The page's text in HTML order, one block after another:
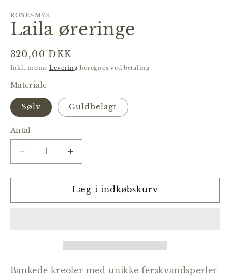
ROSESMYK
Laila øreringe
Normalpris
320,00 DKK
Inkl. moms Levering beregnes ved betaling.
Materiale
Sølv Guldbelagt
Antal
Reducer
antallet
for
øreringe
Øg
antallet
for
Laila
øreringe
Læg i indkøbskurv
Bankede kreoler med unikke ferskvandsperler